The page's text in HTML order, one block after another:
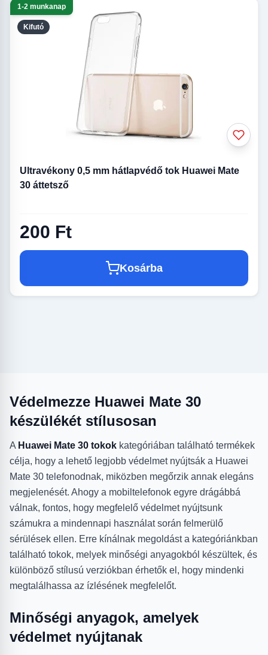
Kifutó
1-2 munkanap
Ultravékony 0,5 mm hátlapvédő tok Huawei Mate
30 áttetsző
200 Ft
Kosárba
Védelmezze Huawei Mate 30
készülékét stílusosan
A Huawei Mate 30 tokok kategóriában található termékek
célja, hogy a lehető legjobb védelmet nyújtsák a Huawei
Mate 30 telefonodnak, miközben megőrzik annak elegáns
megjelenését. Ahogy a mobiltelefonok egyre drágábbá
válnak, fontos, hogy megfelelő védelmet nyújtsunk
számukra a mindennapi használat során felmerülő
sérülések ellen. Erre kínálnak megoldást a kategóriánkban
található tokok, melyek minőségi anyagokból készültek, és
különböző stílusú verziókban érhetők el, hogy mindenki
megtalálhassa az ízlésének megfelelőt.
Minőségi anyagok, amelyek
védelmet nyújtanak